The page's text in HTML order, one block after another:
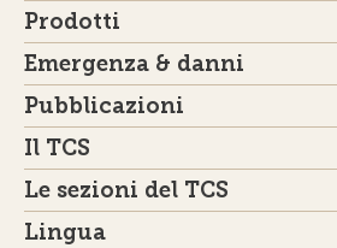
Prodotti
Emergenza & danni
Pubblicazioni
Il TCS
Le sezioni del TCS
Lingua